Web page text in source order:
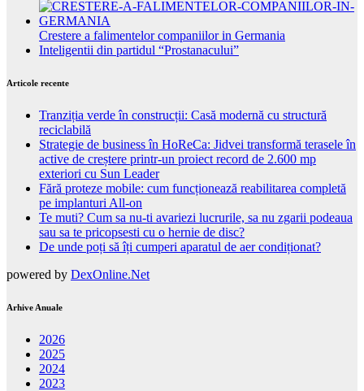
Crestere a falimentelor companiilor in Germania
Inteligentii din partidul “Prostanacului”
Articole recente
Tranziția verde în construcții: Casă modernă cu structură
reciclabilă
Strategie de business în HoReCa: Jidvei transformă terasele în
active de creștere printr-un proiect record de 2.600 mp
exteriori cu Sun Leader
Fără proteze mobile: cum funcționează reabilitarea completă
pe implanturi All-on
Te muti? Cum sa nu-ti avariezi lucrurile, sa nu zgarii podeaua
sau sa te pricopsesti cu o hernie de disc?
De unde poți să îți cumperi aparatul de aer condiționat?
powered by DexOnline.Net
Arhive Anuale
2026
2025
2024
2023